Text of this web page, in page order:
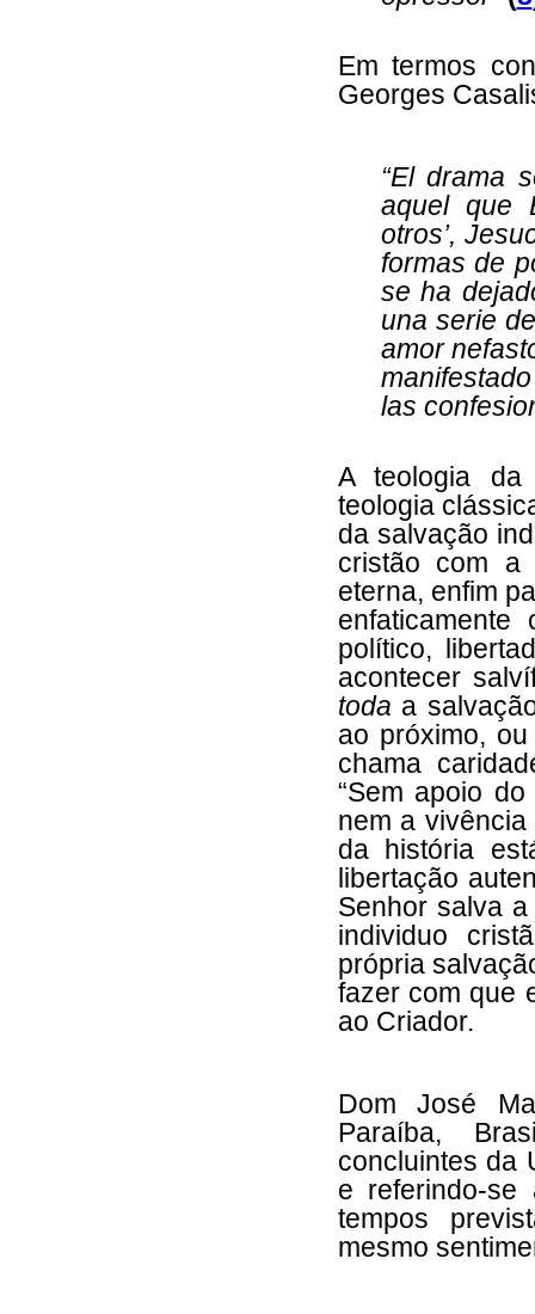
Em termos
Georges
“El drama
aquel que
otros’,
formas de
se ha
una serie
amor
las
A teologia da
teologia
da salvação
cristão com
eterna, enfim
enfaticamente
político,
acontecer
toda a
ao próximo,
chama
“Sem apoio
nem a vivência
da história
libertação
Senhor salva
individuo
própria
fazer com que
ao Criador.
Dom José
Paraíba,
concluintes da
e referindo-
tempos
mesmo